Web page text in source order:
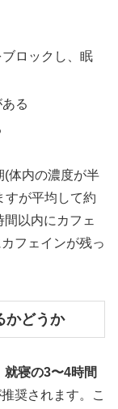
ロックし、眠
る
(体内の濃度が半
すが平均して約
以内にカフェ
フェインが残っ
かどうか
就寝の3〜4時間
奨されます。こ